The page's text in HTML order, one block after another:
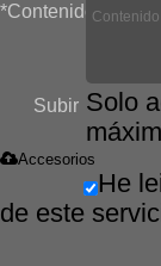
*Contenido
Subir Solo
Accesorios
He
de este